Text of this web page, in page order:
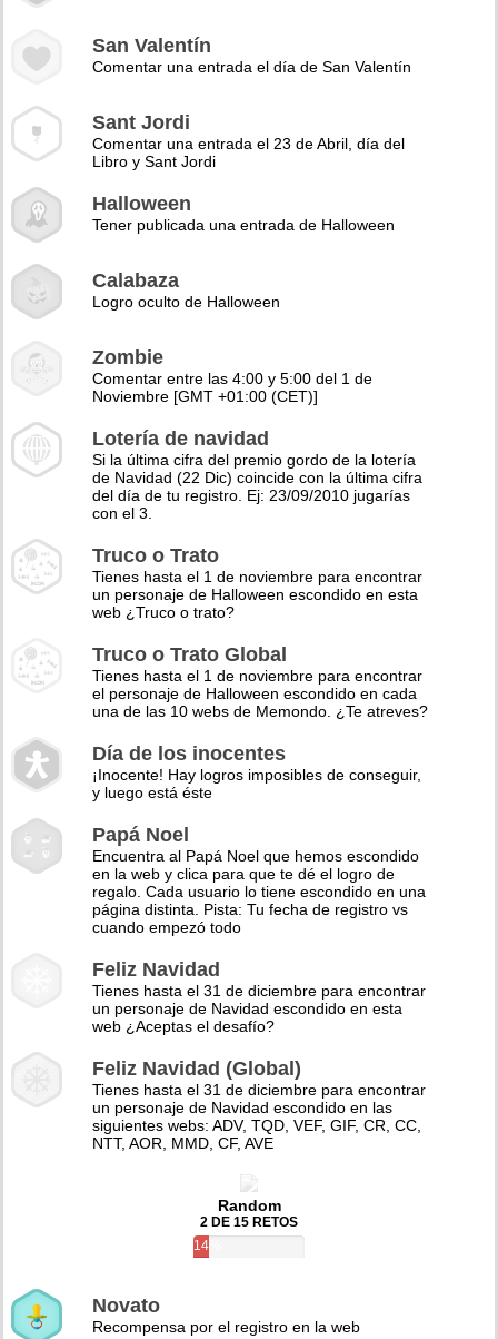
San Valentín
Comentar una entrada el día de San Valentín
Sant Jordi
Comentar una entrada el 23 de Abril, día del
Libro y Sant Jordi
Halloween
Tener publicada una entrada de Halloween
Calabaza
Logro oculto de Halloween
Zombie
Comentar entre las 4:00 y 5:00 del 1 de
Noviembre [GMT +01:00 (CET)]
Lotería de navidad
Si la última cifra del premio gordo de la lotería
de Navidad (22 Dic) coincide con la última cifra
del día de tu registro. Ej: 23/09/2010 jugarías
con el 3.
Truco o Trato
Tienes hasta el 1 de noviembre para encontrar
un personaje de Halloween escondido en esta
web ¿Truco o trato?
Truco o Trato Global
Tienes hasta el 1 de noviembre para encontrar
el personaje de Halloween escondido en cada
una de las 10 webs de Memondo. ¿Te atreves?
Día de los inocentes
¡Inocente! Hay logros imposibles de conseguir,
y luego está éste
Papá Noel
Encuentra al Papá Noel que hemos escondido
en la web y clica para que te dé el logro de
regalo. Cada usuario lo tiene escondido en una
página distinta. Pista: Tu fecha de registro vs
cuando empezó todo
Feliz Navidad
Tienes hasta el 31 de diciembre para encontrar
un personaje de Navidad escondido en esta
web ¿Aceptas el desafío?
Feliz Navidad (Global)
Tienes hasta el 31 de diciembre para encontrar
un personaje de Navidad escondido en las
siguientes webs: ADV, TQD, VEF, GIF, CR, CC,
NTT, AOR, MMD, CF, AVE
Random
2 DE 15 RETOS
14%
Novato
Recompensa por el registro en la web